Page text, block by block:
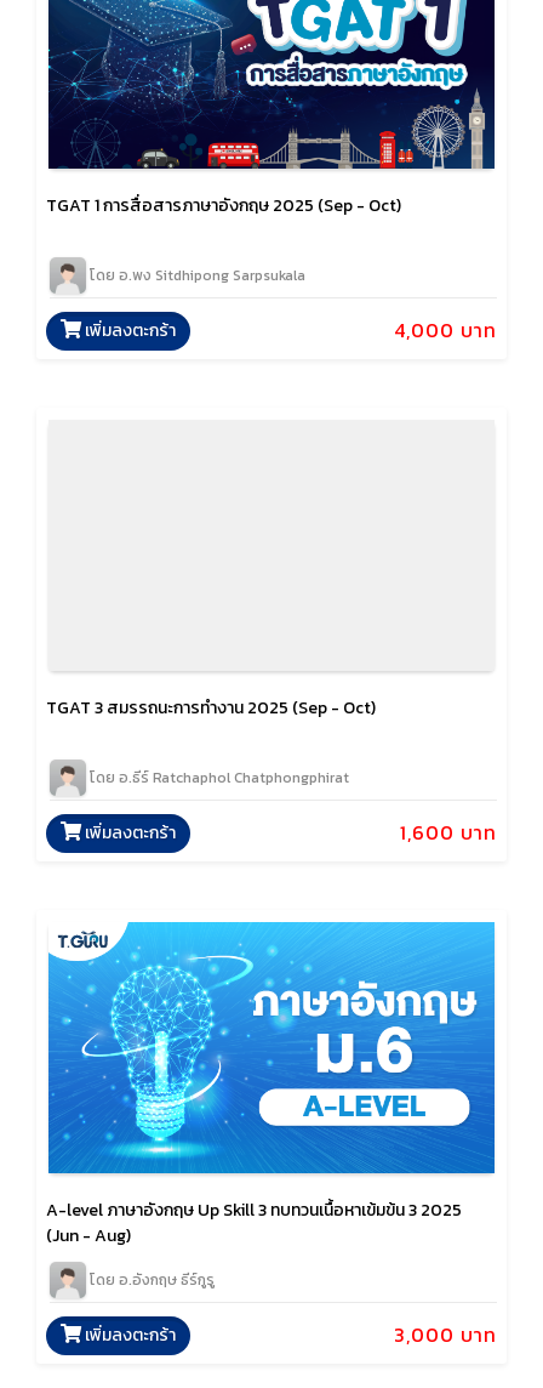
TGAT 1 การสื่อสารภาษาอังกฤษ 2025 (Sep - Oct)
โดย อ.พง Sitdhipong Sarpsukala
4,000 บาท
เพิ่มลงตะกร้า
TGAT 3 สมรรถนะการทำงาน 2025 (Sep - Oct)
โดย อ.ธีร์ Ratchaphol Chatphongphirat
1,600 บาท
เพิ่มลงตะกร้า
A-level ภาษาอังกฤษ Up Skill 3 ทบทวนเนื้อหาเข้มข้น 3 2025
(Jun - Aug)
โดย อ.อังกฤษ ธีร์กูรู
3,000 บาท
เพิ่มลงตะกร้า